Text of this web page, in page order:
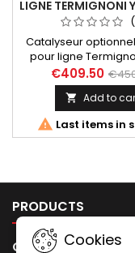
LIGNE TERMIGNONI
Catalyseur optionnel
pour ligne
destinée au Yamaha
Tmax 530 DX et SX
à 2019. Livré avec
d'installation et
d'homologation
€409.50
 Add to
 Last items in
PRODUCTS
OUR COMPANY
Cookies